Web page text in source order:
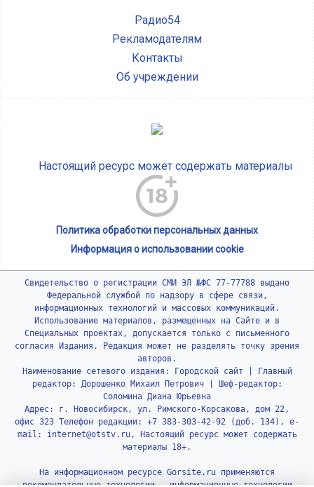
Радио54
Рекламодателям
Контакты
Об учреждении
Настоящий ресурс может содержать материалы
Политика обработки персональных данных
Информация о использовании cookie
Свидетельство о регистрации СМИ ЭЛ №ФС 77-77788 выдано
Федеральной службой по надзору в сфере связи,
информационных технологий и массовых коммуникаций.
Использование материалов, размещенных на Сайте и в
Специальных проектах, допускается только с письменного
согласия Издания. Редакция может не разделять точку зрения
авторов.
Наименование сетевого издания: Городской сайт | Главный
редактор: Дорошенко Михаил Петрович | Шеф-редактор:
Соломина Диана Юрьевна
Адрес: г. Новосибирск, ул. Римского-Корсакова, дом 22,
офис 323 Телефон редакции: +7 383-303-42-92 (доб. 134), e-
mail: internet@otstv.ru, Настоящий ресурс может содержать
материалы 18+.
На информационном ресурсе Gorsite.ru применяются
рекомендательные технологии - информационные технологии